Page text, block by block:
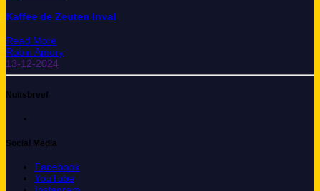
Kaffee de Zeuten Inval
Read More
Robin Amory
13-12-2024
Nuitsbreef
Social Media
Facebook
YouTube